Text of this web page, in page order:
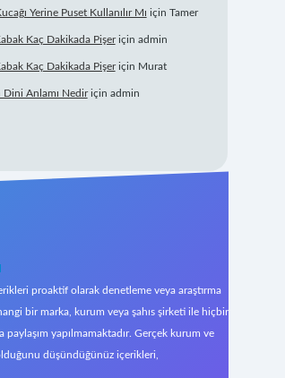
Yerine Puset Kullanılır Mı için Tamer
Kaç Dakikada Pişeriçin admin
Kaç Dakikada Pişeriçin Murat
Dini Anlamı Nediriçin admin
proaktif olarak denetleme veya araştırma
bir marka, kurum veya şahıs şirketi ile hiçbir
paylaşım yapılmamaktadır. Gerçek kurum ve
düşündüğünüz içerikleri,